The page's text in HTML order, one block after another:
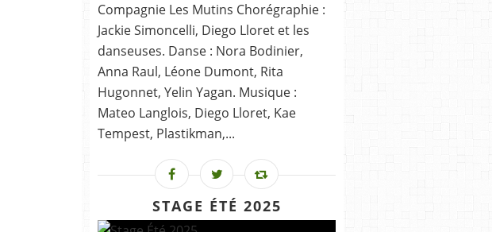
Compagnie Les Mutins Chorégraphie :
Jackie Simoncelli, Diego Lloret et les
danseuses. Danse : Nora Bodinier,
Anna Raul, Léone Dumont, Rita
Hugonnet, Yelin Yagan. Musique :
Mateo Langlois, Diego Lloret, Kae
Tempest, Plastikman,...
STAGE ÉTÉ 2025